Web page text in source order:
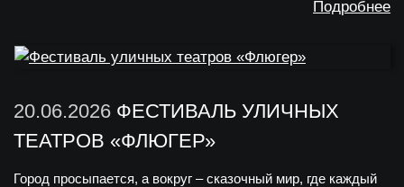
Подробнее
20.06.2026 ФЕСТИВАЛЬ УЛИЧНЫХ
ТЕАТРОВ «ФЛЮГЕР»
Город просыпается, а вокруг – сказочный мир, где каждый